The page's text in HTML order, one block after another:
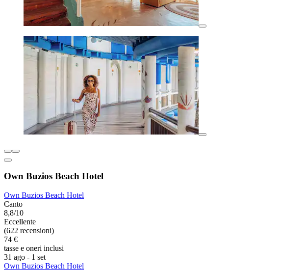
Own Buzios Beach Hotel
Own Buzios Beach Hotel
Canto
8,8/10
Eccellente
(622 recensioni)
74 €
tasse e oneri inclusi
31 ago - 1 set
Own Buzios Beach Hotel